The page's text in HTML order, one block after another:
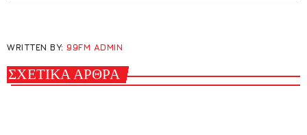
WRITTEN BY:99FM ADMIN
ΣΧΕΤΙΚΆ ΆΡΘΡΑ